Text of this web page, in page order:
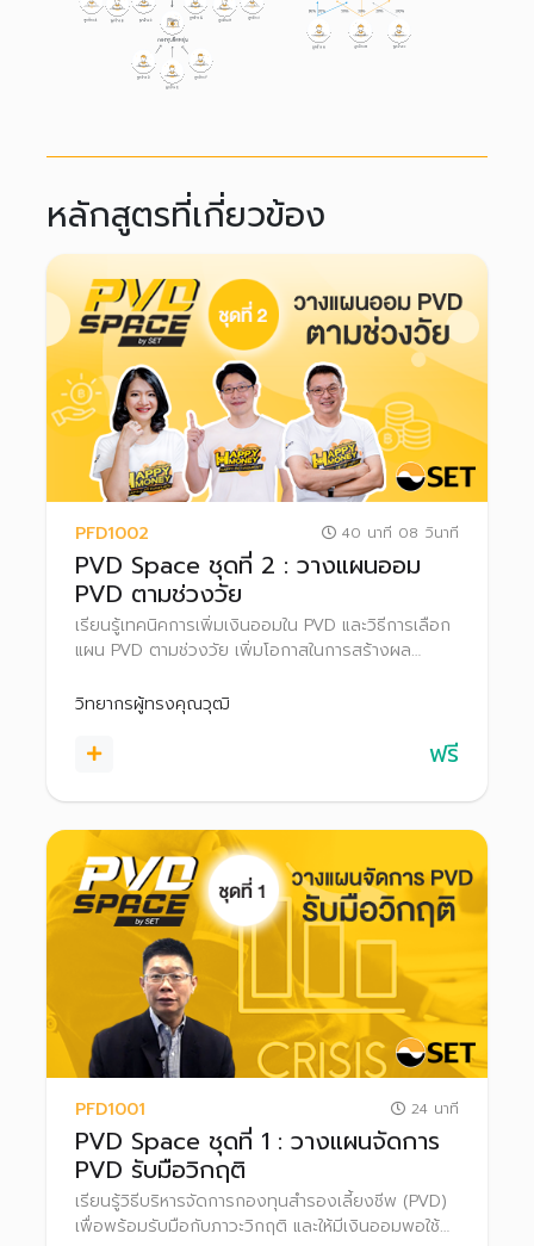
หลักสูตรที่เกี่ยวข้อง
PFD1002 40 นาที 08 วินาที
PVD Space ชุดที่ 2 : วางแผนออม
PVD ตามช่วงวัย
เรียนรู้เทคนิคการเพิ่มเงินออมใน PVD และวิธีการเลือก
แผน PVD ตามช่วงวัย เพิ่มโอกาสในการสร้างผล
วิทยากรผู้ทรงคุณวุฒิ
ฟรี
PFD1001 24 นาที
PVD Space ชุดที่ 1 : วางแผนจัดการ
PVD รับมือวิกฤติ
เรียนรู้วิธีบริหารจัดการกองทุนสำรองเลี้ยงชีพ (PVD)
เพื่อพร้อมรับมือกับภาวะวิกฤติ และให้มีเงินออมพอใช้